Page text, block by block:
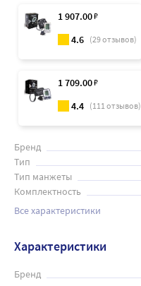
1 907.00₽
4.6 (29отзывов)
1 709.00₽
4.4 (111отзывов)
Бренд
Тип
Тип манжеты
Комплектность
Все характеристики
Характеристики
Бренд